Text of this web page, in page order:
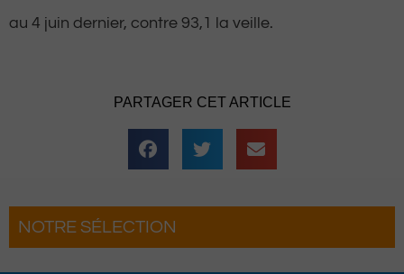
au 4 juin dernier, contre 93,1 la veille.
PARTAGER CET ARTICLE
NOTRE SÉLECTION
Laàs : Les 3 Heures de la Brouette